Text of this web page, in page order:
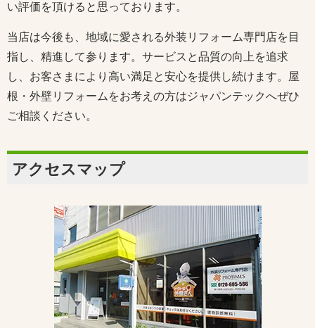
い評価を頂けると思っております。
当店は今後も、地域に愛される外装リフォーム専門店を目
指し、精進して参ります。サービスと品質の向上を追求
し、お客さまにより高い満足と安心を提供し続けます。屋
根・外壁リフォームをお考えの方はジャパンテックへぜひ
ご相談ください。
アクセスマップ